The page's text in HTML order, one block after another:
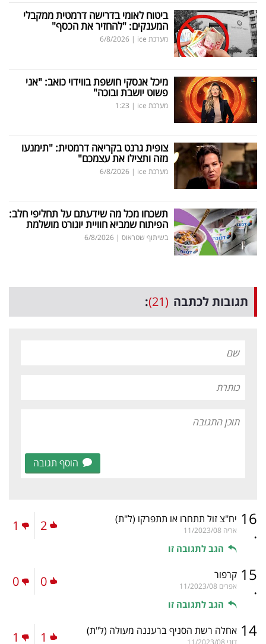
ביטוח לאומי בדרישה דרמטית ממקבלי
המענקים: "להחזיר את הכסף"
מערכת ice |
6/8/2026
מיכל אנסקי חושפת בווידוי כואב: "אני
פשוט יושבת ובוכה"
מערכת ice |
1:23
צופית גרנט בקריאה דרמטית: "תימנעו
מזה ותצילו את עצמכם"
מערכת ice |
6/8/2026
תשכחו מכל מה שידעתם על תחליפי חלב:
הפיתוח שמביא חוויית יוגורט מושלמת
בשיתוף שטראוס |
6/8/2026
תגובות לכתבה (21)
:
הוסף תגובה
16
.
יח"צ זול תתחרו או תתפרקו (ל"ת)
אריה 11/2023/08
הגב לתגובה זו
2
1
15
.
קרפור
אפרים 11/2023/08
הגב לתגובה זו
0
0
14 אחלה רשת הסניף ברעננה מעולה (ל"ת)
דוני 11/2023/08
1
1